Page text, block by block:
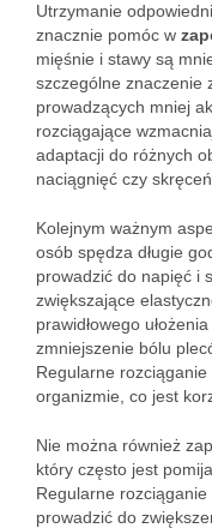
Utrzymanie
znacznie pomóc w
mięśnie i stawy są
szczególne znaczenie
prowadzących mniej
rozciągające
adaptacji do różnych
naciągnięć czy skręceń.
Kolejnym ważnym
osób spędza długie
prowadzić do napięć i
zwiększające
prawidłowego
zmniejszenie bólu
Regularne
organizmie, co jest
Nie można również
który często jest
Regularne
prowadzić do